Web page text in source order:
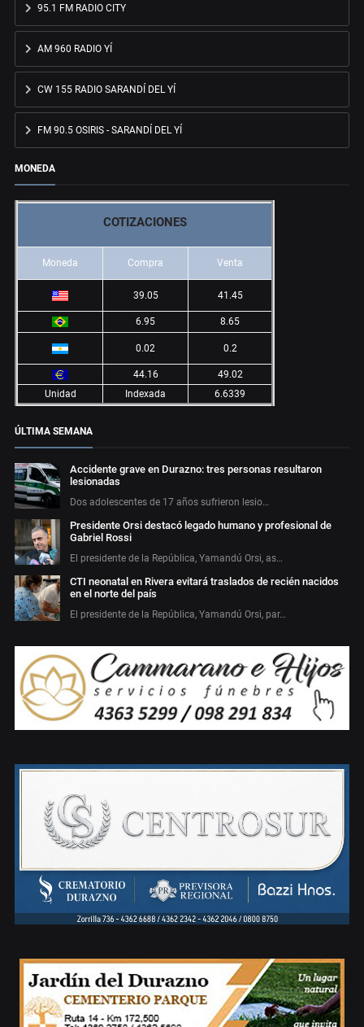
95.1 FM RADIO CITY
AM 960 RADIO YÍ
CW 155 RADIO SARANDÍ DEL YÍ
FM 90.5 OSIRIS - SARANDÍ DEL YÍ
MONEDA
COTIZACIONES
Moneda Compra Venta
39.05 41.45
6.95 8.65
0.02 0.2
44.16
49.02
Unidad
Indexada 6.6339
ÚLTIMA SEMANA
Accidente grave en Durazno: tres personas resultaron
lesionadas
Dos adolescentes de 17 años sufrieron lesio…
Presidente Orsi destacó legado humano y profesional de
Gabriel Rossi
El presidente de la República, Yamandú Orsi, as…
CTI neonatal en Rivera evitará traslados de recién nacidos
en el norte del país
El presidente de la República, Yamandú Orsi, par…